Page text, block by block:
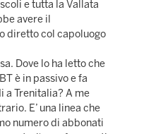
e tutta la Vallata
avere il
diretto col capoluogo
Dove lo ha letto che
è in passivo e fa
a Trenitalia? A me
E’ una linea che
numero di abbonati